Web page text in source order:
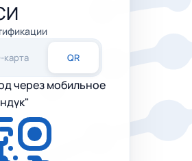
карта QR
через мобильное